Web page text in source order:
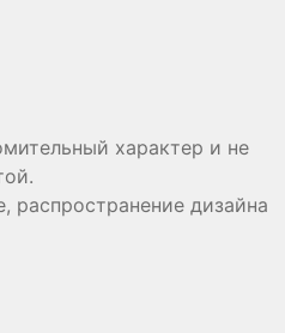
характер и не
распространение дизайна